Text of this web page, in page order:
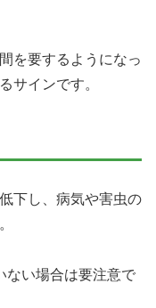
を要するようになっ
サインです。
下し、病気や害虫の
ない場合は要注意で